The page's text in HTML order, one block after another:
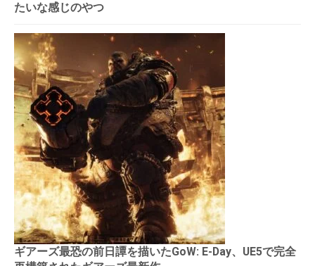
たいな感じのやつ
ギアーズ最恐の前日譚を描いたGoW: E-Day、UE5で完全